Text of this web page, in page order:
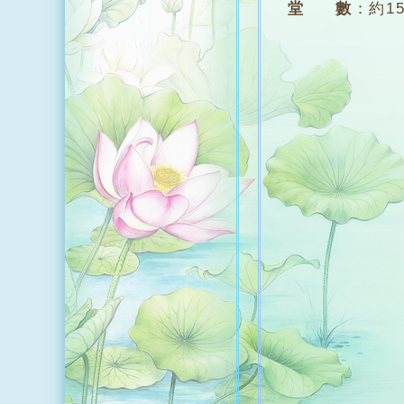
堂 數 ：約